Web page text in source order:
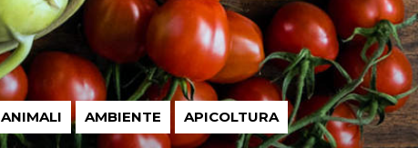
ANIMALI AMBIENTE APICOLTURA